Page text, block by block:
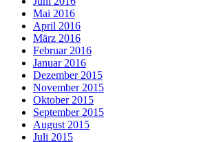
Mai 2016
April 2016
März 2016
Februar 2016
Januar 2016
Dezember 2015
November 2015
Oktober 2015
September 2015
August 2015
Juli 2015